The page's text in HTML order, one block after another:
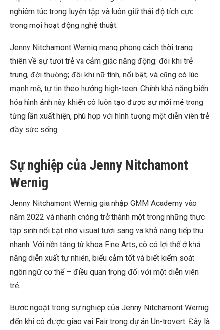
nghiêm túc trong luyện tập và luôn giữ thái độ tích cực
trong mọi hoạt động nghệ thuật.
Jenny Nitchamont Wernig mang phong cách thời trang
thiên về sự tươi trẻ và cảm giác năng động: đôi khi trẻ
trung, đời thường; đôi khi nữ tính, nổi bật; và cũng có lúc
mạnh mẽ, tự tin theo hướng high-teen. Chính khả năng biến
hóa hình ảnh này khiến cô luôn tạo được sự mới mẻ trong
từng lần xuất hiện, phù hợp với hình tượng một diễn viên trẻ
đầy sức sống.
Sự nghiệp của Jenny Nitchamont
Wernig
Jenny Nitchamont Wernig gia nhập GMM Academy vào
năm 2022 và nhanh chóng trở thành một trong những thực
tập sinh nổi bật nhờ visual tươi sáng và khả năng tiếp thu
nhanh. Với nền tảng từ khoa Fine Arts, cô có lợi thế ở khả
năng diễn xuất tự nhiên, biểu cảm tốt và biết kiểm soát
ngôn ngữ cơ thể – điều quan trọng đối với một diễn viên
trẻ.
Bước ngoặt trong sự nghiệp của Jenny Nitchamont Wernig
đến khi cô được giao vai Fair trong dự án Un-trovert. Đây là